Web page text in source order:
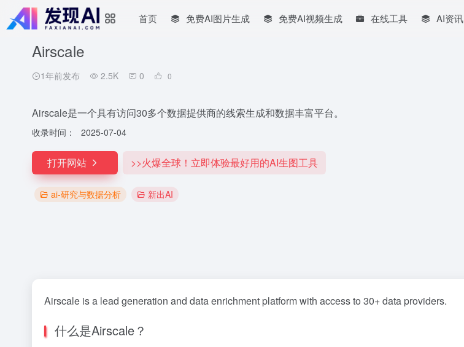
首页 免费AI图片生成 免费AI视频生成 在线工具 AI资讯
Airscale
1年前发布 2.5K 0 0
Airscale是一个具有访问30多个数据提供商的线索生成和数据丰富平台。
收录时间： 2025-07-04
打开网站 >>火爆全球！立即体验最好用的AI生图工具
ai-研究与数据分析 新出AI
Airscale is a lead generation and data enrichment platform with access to 30+ data providers.
什么是Airscale？